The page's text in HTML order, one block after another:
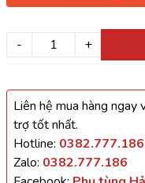
- +
Liên hệ mua hàng
trợ tốt nhất.
Hotline: 0382.777.186
Zalo: 0382.777.186